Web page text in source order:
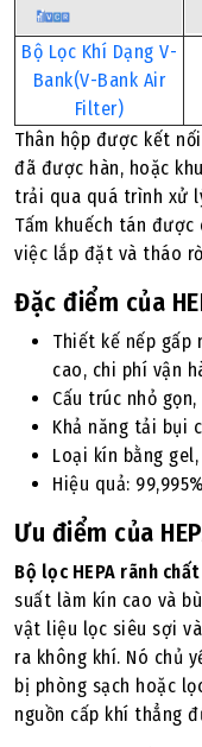
Bộ Lọc Khí Dạng V-
Bank(V-Bank Air
Filter)
Thân hộp được kết
đã được hàn, hoặc
trải qua quá trình xử
Tấm khuếch tán
việc lắp đặt và tháo
Đặc điểm của
Thiết kế nếp
cao, chi phí vận
Cấu trúc nhỏ
Khả năng tải bụi
Loại kín bằng
Hiệu quả:
Ưu điểm của
Bộ lọc HEPA rãnh
suất làm kín cao và
vật liệu lọc siêu sợi
ra không khí. Nó chủ
bị phòng sạch hoặc
nguồn cấp khí thẳng